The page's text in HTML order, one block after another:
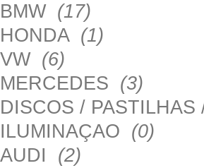
BMW (17)
HONDA (1)
VW (6)
MERCEDES (3)
DISCOS / PASTILHAS
ILUMINAÇAO (0)
AUDI (2)